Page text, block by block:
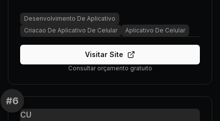
Desenvolvimento De Aplicativo
Criacao De Aplicativo De Celular
Aplicativo De Celular
Visitar Site
Consultar orçamento gratuito
#6
CU